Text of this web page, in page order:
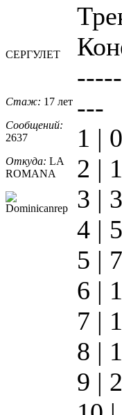
СЕРГУЛЕТ
Стаж: 17 лет
Сообщений:
2637
Откуда: LA
ROMANA
---
1 |
2 |
3 |
4 |
5 |
6 |
7 |
8 |
9 |